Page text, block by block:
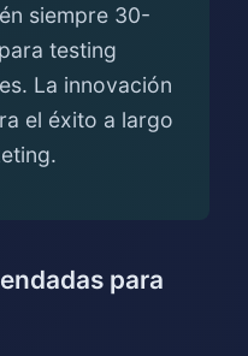
siempre 30-
testing
La innovación
el éxito a largo
para